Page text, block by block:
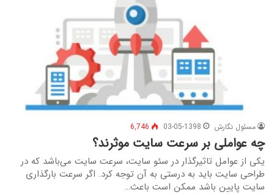
مسئول نگارش 03-05-1398
6,746
چه عواملی بر سرعت سایت موثرند؟
یکی از عوامل تاثیرگذار در سئو سایت، سرعت سایت می‌باشد که در
طراحی سایت باید به درستی به آن توجه کرد. اگر سرعت بارگذاری
سایت پایین باشد ممکن است باعث…